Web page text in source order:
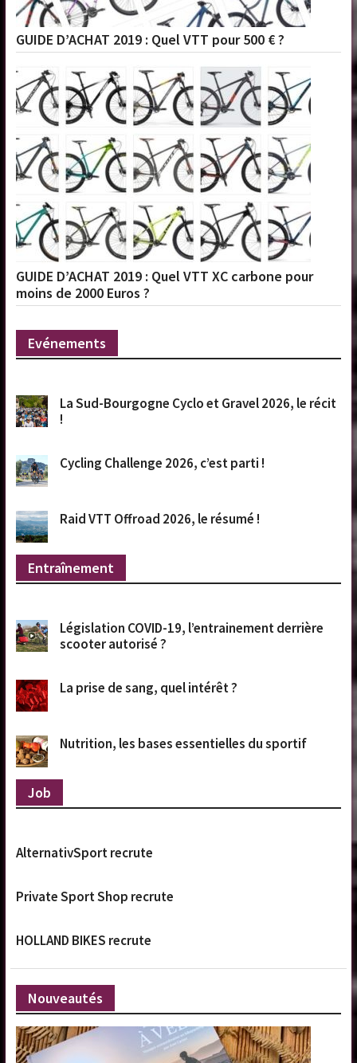
GUIDE D’ACHAT 2019 : Quel VTT pour 500 € ?
GUIDE D’ACHAT 2019 : Quel VTT XC carbone pour
moins de 2000 Euros ?
Evénements
La Sud-Bourgogne Cyclo et Gravel 2026, le récit
!
Cycling Challenge 2026, c’est parti !
Raid VTT Offroad 2026, le résumé !
Entraînement
Législation COVID-19, l’entrainement derrière
scooter autorisé ?
La prise de sang, quel intérêt ?
Nutrition, les bases essentielles du sportif
Job
AlternativSport recrute
Private Sport Shop recrute
HOLLAND BIKES recrute
Nouveautés